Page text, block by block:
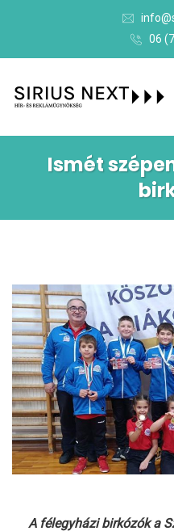
06
Ismét
A félegyházi birkózók a